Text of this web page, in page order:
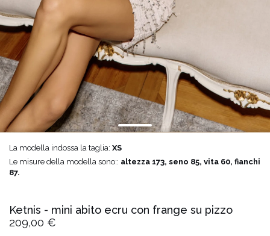
Ketnis - mini abito ecru con frange su pizzo
209,00 €
La modella indossa la taglia: XS
Le misure della modella sono:: altezza 173, seno 85, vita 60, fianchi
87.